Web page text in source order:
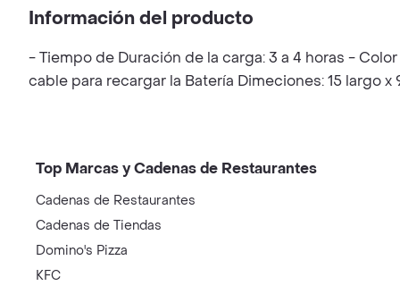
Información del producto
- Tiempo de Duración de la carga: 3 a 4 horas -
cable para recargar la Batería Dimeciones: 15 largo x
Top Marcas y Cadenas de Restaurantes
Cadenas de Restaurantes
Cadenas de Tiendas
Domino's Pizza
KFC